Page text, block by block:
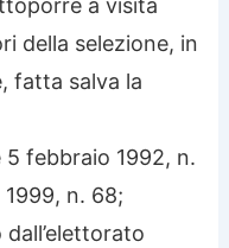
a visita
della selezione, in
fatta salva la
5 febbraio 1992, n.
n. 68;